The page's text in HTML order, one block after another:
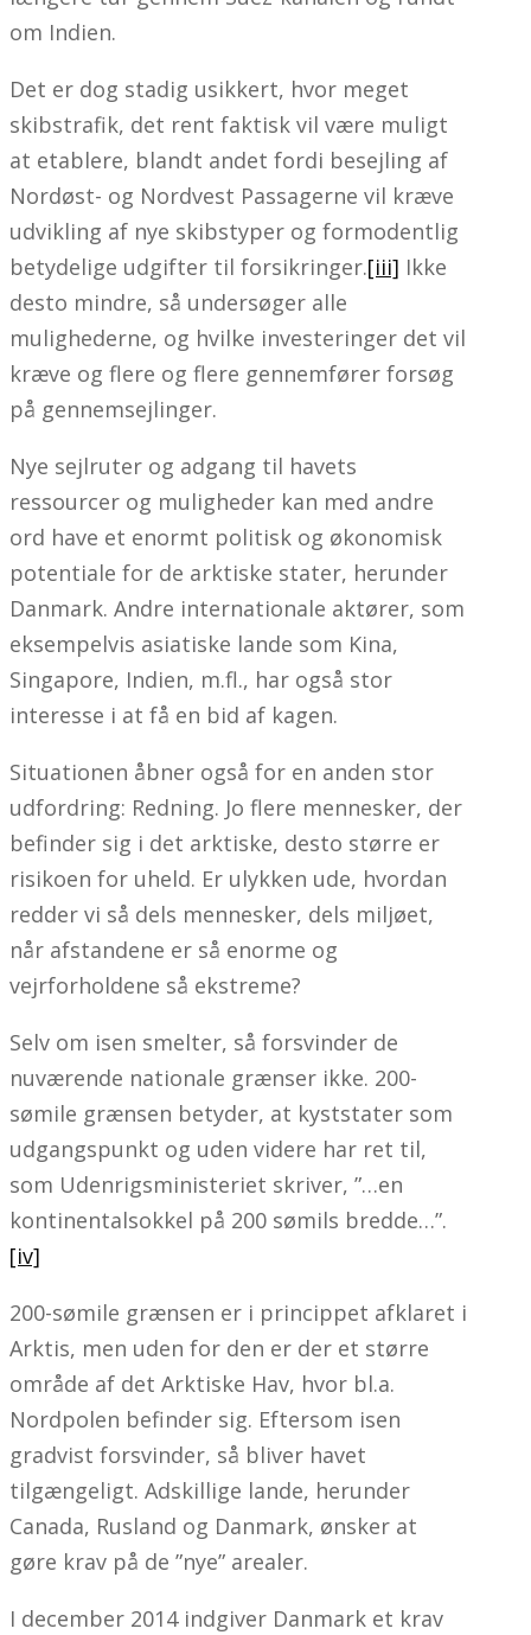
om Indien.
Det er dog stadig usikkert, hvor meget
skibstrafik, det rent faktisk vil være muligt
at etablere, blandt andet fordi besejling af
Nordøst- og Nordvest Passagerne vil kræve
udvikling af nye skibstyper og formodentlig
betydelige udgifter til forsikringer.[iii] Ikke
desto mindre, så undersøger alle
mulighederne, og hvilke investeringer det vil
kræve og flere og flere gennemfører forsøg
på gennemsejlinger.
Nye sejlruter og adgang til havets
ressourcer og muligheder kan med andre
ord have et enormt politisk og økonomisk
potentiale for de arktiske stater, herunder
Danmark. Andre internationale aktører, som
eksempelvis asiatiske lande som Kina,
Singapore, Indien, m.fl., har også stor
interesse i at få en bid af kagen.
Situationen åbner også for en anden stor
udfordring: Redning. Jo flere mennesker, der
befinder sig i det arktiske, desto større er
risikoen for uheld. Er ulykken ude, hvordan
redder vi så dels mennesker, dels miljøet,
når afstandene er så enorme og
vejrforholdene så ekstreme?
Selv om isen smelter, så forsvinder de
nuværende nationale grænser ikke. 200-
sømile grænsen betyder, at kyststater som
udgangspunkt og uden videre har ret til,
som Udenrigsministeriet skriver, ”…en
kontinentalsokkel på 200 sømils bredde…”.
[iv]
200-sømile grænsen er i princippet afklaret i
Arktis, men uden for den er der et større
område af det Arktiske Hav, hvor bl.a.
Nordpolen befinder sig. Eftersom isen
gradvist forsvinder, så bliver havet
tilgængeligt. Adskillige lande, herunder
Canada, Rusland og Danmark, ønsker at
gøre krav på de ”nye” arealer.
I december 2014 indgiver Danmark et krav